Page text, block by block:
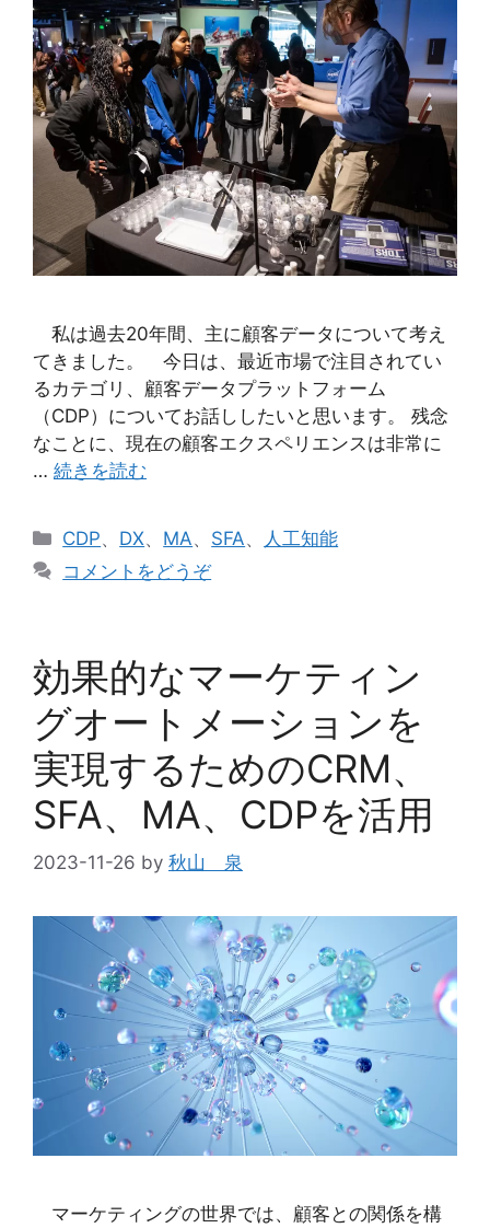
私は過去20年間、主に顧客データについて考え
てきました。 今日は、最近市場で注目されてい
るカテゴリ、顧客データプラットフォーム
（CDP）についてお話ししたいと思います。 残念
なことに、現在の顧客エクスペリエンスは非常に
… 続きを読む
カ
CDP、 DX、 MA、 SFA、
人工知能
コメントをどうぞ
効果的なマーケティン
グオートメーションを
実現するためのCRM、
SFA、MA、CDPを活用
2023-11-26 by 秋山 泉
マーケティングの世界では、顧客との関係を構